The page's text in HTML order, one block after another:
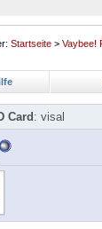
Startseite > Vaybee!
Card: visal